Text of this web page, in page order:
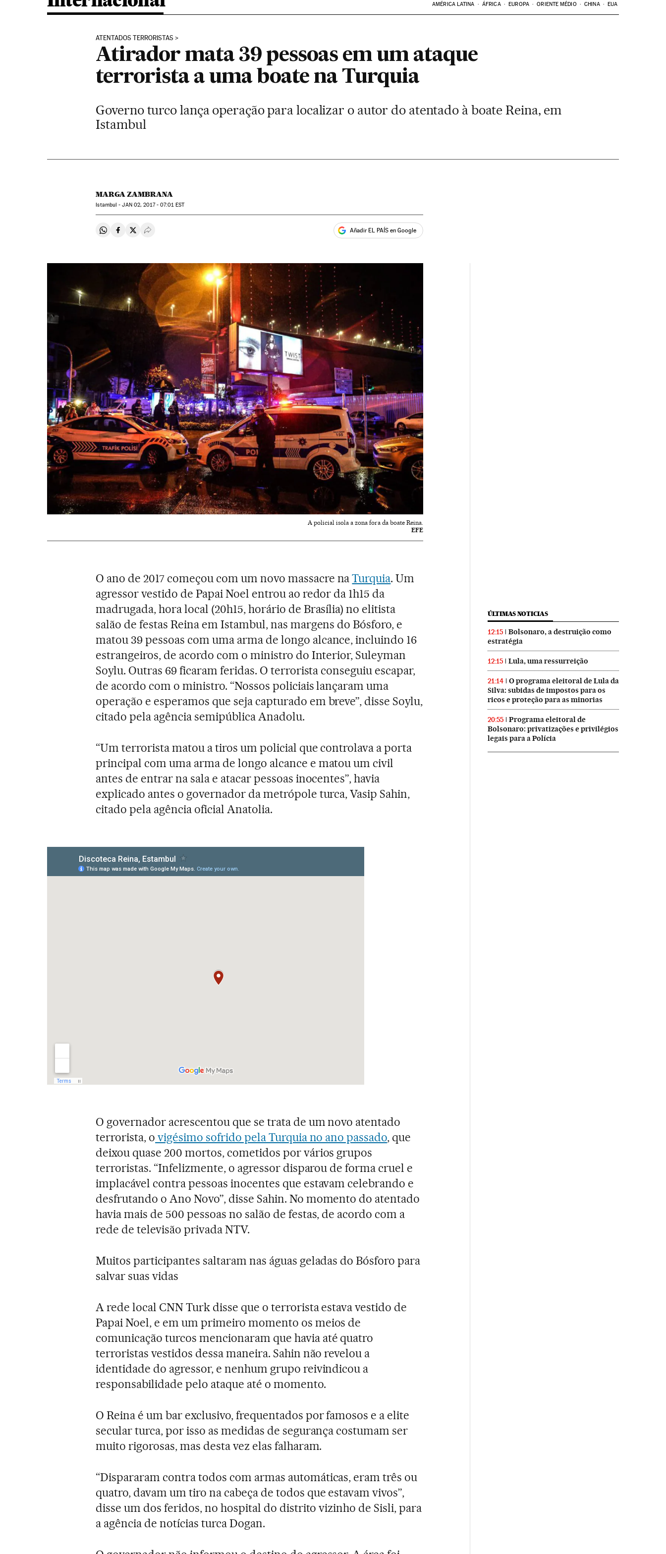
AMÉRICA LATINA ÁFRICA EUROPA ORIENTE MÉDIO CHINA EUA
ATENTADOS TERRORISTAS
Atirador mata 39 pessoas em um ataque
terrorista a uma boate na Turquia
Governo turco lança operação para localizar o autor do atentado à boate Reina, em
Istambul
MARGA ZAMBRANA
Istambul -JAN02, 2017 - 07:01EST
Compartir en Whatsapp
Compartir en Facebook
Compartir en Twitter
Desplegar Redes Sociales Añadir EL PAÍS en Google
A policial isola a zona fora da boate Reina.
EFE
O ano de 2017 começou com um novo massacre naTurquia. Um
agressor vestido de Papai Noel entrou ao redor da 1h15 da
madrugada, hora local (20h15, horário de Brasília) no elitista
salão de festas Reina em Istambul, nas margens do Bósforo, e
matou 39 pessoas com uma arma de longo alcance, incluindo 16
estrangeiros, de acordo com o ministro do Interior, Suleyman
Soylu. Outras 69 ficaram feridas. O terrorista conseguiu escapar,
de acordo com o ministro. “Nossos policiais lançaram uma
operação e esperamos que seja capturado em breve”, disse Soylu,
citado pela agência semipública Anadolu.
“Um terrorista matou a tiros um policial que controlava a porta
principal com uma arma de longo alcance e matou um civil
antes de entrar na sala e atacar pessoas inocentes”, havia
explicado antes o governador da metrópole turca, Vasip Sahin,
citado pela agência oficial Anatolia.
O governador acrescentou que se trata de um novo atentado
terrorista, o vigésimo sofrido pela Turquia no ano passado, que
deixou quase 200 mortos, cometidos por vários grupos
terroristas. “Infelizmente, o agressor disparou de forma cruel e
implacável contra pessoas inocentes que estavam celebrando e
desfrutando o Ano Novo”, disse Sahin. No momento do atentado
havia mais de 500 pessoas no salão de festas, de acordo com a
rede de televisão privada NTV.
Muitos participantes saltaram nas águas geladas do Bósforo para
salvar suas vidas
A rede local CNN Turk disse que o terrorista estava vestido de
Papai Noel, e em um primeiro momento os meios de
comunicação turcos mencionaram que havia até quatro
terroristas vestidos dessa maneira. Sahin não revelou a
identidade do agressor, e nenhum grupo reivindicou a
responsabilidade pelo ataque até o momento.
O Reina é um bar exclusivo, frequentados por famosos e a elite
secular turca, por isso as medidas de segurança costumam ser
muito rigorosas, mas desta vez elas falharam.
“Dispararam contra todos com armas automáticas, eram três ou
quatro, davam um tiro na cabeça de todos que estavam vivos”,
disse um dos feridos, no hospital do distrito vizinho de Sisli, para
a agência de notícias turca Dogan.
ÚLTIMAS NOTICIAS
12:15
Bolsonaro, a destruição como
estratégia
12:15 Lula, uma ressurreição
21:14
O programa eleitoral de Lula da
Silva: subidas de impostos para os
ricos e proteção para as minorias
20:55
Programa eleitoral de
Bolsonaro: privatizações e privilégios
legais para a Polícia